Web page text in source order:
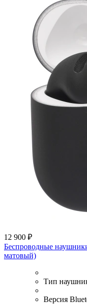
12 900 ₽
Беспроводные
матовый)
Тип
Версия